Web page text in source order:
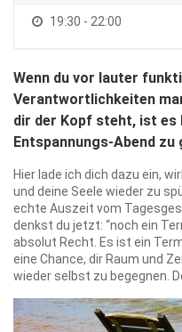
19:30 - 22:00
Wenn du vor lauter
Verantwortlichkeiten
dir der Kopf steht, ist es
Entspannungs-Abend zu
Hier lade ich dich dazu ein,
und deine Seele wieder zu
echte Auszeit vom
denkst du jetzt: “noch ein
absolut Recht. Es ist ein
eine Chance, dir Raum und
wieder selbst zu begegnen.